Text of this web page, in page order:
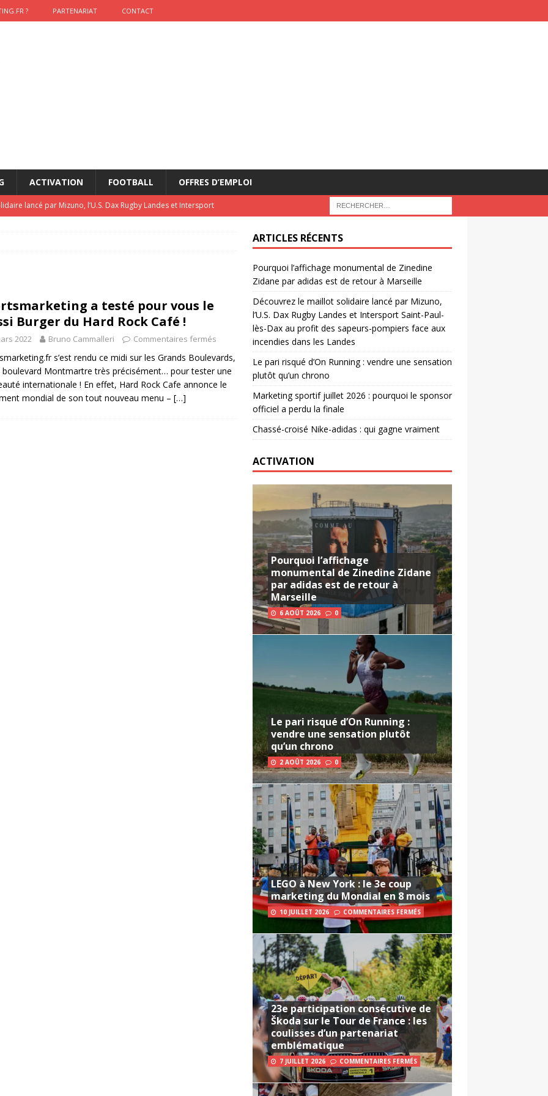
? PARTENARIAT CONTACT
ACTIVATION FOOTBALL OFFRES D’EMPLOI
lancé par Mizuno, l’U.S. Dax Rugby Landes et Intersport
: vendre une sensation plutôt qu’un chrono
: pourquoi le sponsor officiel a perdu la finale
: qui gagne vraiment
FOOTBALL
de Zinedine Zidane par adidas est de retour à
a testé pour vous le
Burger du Hard Rock Café !
2022 Bruno Cammalleri Commentaires fermés
s’est rendu ce midi sur les Grands Boulevards,
boulevard Montmartre très précisément… pour tester une
internationale ! En effet, Hard Rock Cafe annonce le
mondial de son tout nouveau menu – […]
ARTICLES RÉCENTS
Pourquoi l’affichage monumental de Zinedine
Zidane par adidas est de retour à Marseille
Découvrez le maillot solidaire lancé par Mizuno,
l’U.S. Dax Rugby Landes et Intersport Saint-Paul-
lès-Dax au profit des sapeurs-pompiers face aux
incendies dans les Landes
Le pari risqué d’On Running : vendre une sensation
plutôt qu’un chrono
Marketing sportif juillet 2026 : pourquoi le sponsor
officiel a perdu la finale
Chassé-croisé Nike-adidas : qui gagne vraiment
ACTIVATION
Pourquoi l’affichage
monumental de Zinedine Zidane
par adidas est de retour à
Marseille
6 AOÛT 2026 0
Le pari risqué d’On Running :
vendre une sensation plutôt
qu’un chrono
2 AOÛT 2026 0
LEGO à New York : le 3e coup
marketing du Mondial en 8 mois
10 JUILLET 2026 COMMENTAIRES FERMÉS
23e participation consécutive de
Škoda sur le Tour de France : les
coulisses d’un partenariat
emblématique
7 JUILLET 2026 COMMENTAIRES FERMÉS